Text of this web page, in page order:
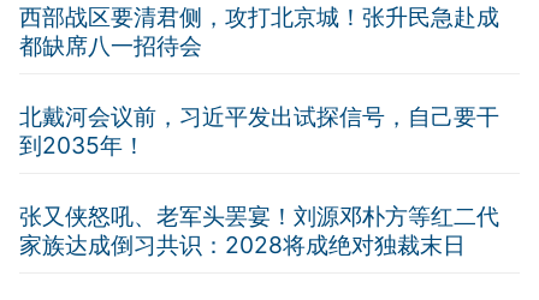
西部战区要清君侧，攻打北京城！张升民急赴成
都缺席八一招待会
北戴河会议前，习近平发出试探信号，自己要干
到2035年！
张又侠怒吼、老军头罢宴！刘源邓朴方等红二代
家族达成倒习共识：2028将成绝对独裁末日